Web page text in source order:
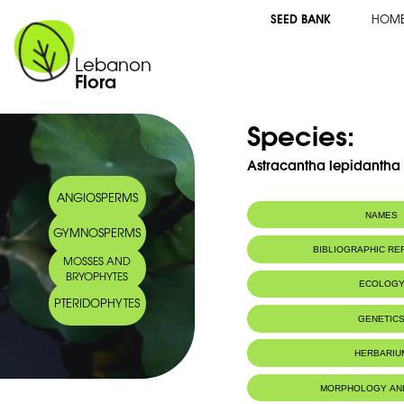
Lebanon
Flora
SEED BANK
ANGIOSPERMS
GYMNOSPERMS
MOSSES AND
BRYOPHYTES
PTERIDOPHYTES
Species:
Astracantha lepidantha
NAMES
Synonym(s): Astragalus
BIBLIOGRAPHIC
ECOLOGY
Lebanon
Habitat : Terrains
MORPHOLOGY